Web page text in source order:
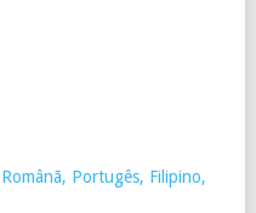
Românã, Portugês, Filipino,